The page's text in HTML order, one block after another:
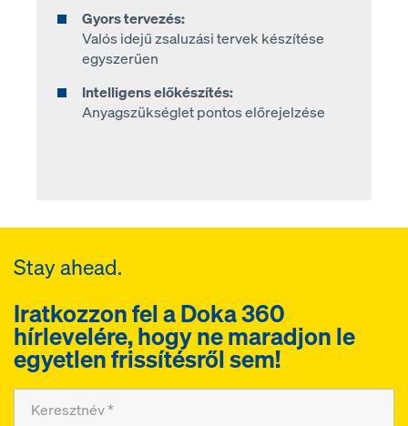
Gyors tervezés:
Valós idejű zsaluzási tervek készítése
egyszerűen
Intelligens előkészítés:
Anyagszükséglet pontos előrejelzése
Stay ahead.
Iratkozzon fel a Doka 360
hírlevelére, hogy ne maradjon le
egyetlen frissítésről sem!